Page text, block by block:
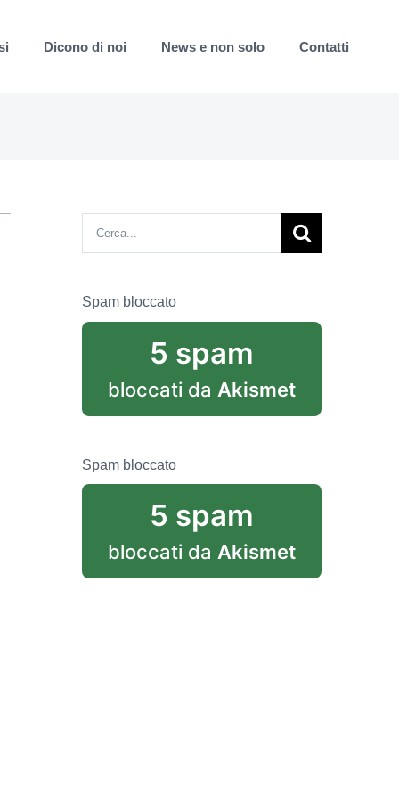
Dicono di noi News e non solo Contatti
Cerca
per:
Spam bloccato
5 spam
bloccati da Akismet
Spam bloccato
5 spam
bloccati da Akismet